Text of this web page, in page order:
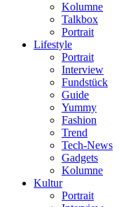
Kolumne
Talkbox
Portrait
Lifestyle
Portrait
Interview
Fundstück
Guide
Yummy
Fashion
Trend
Tech-News
Gadgets
Kolumne
Kultur
Portrait